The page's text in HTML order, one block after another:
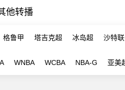
他转播
格鲁甲 塔吉克超 冰岛超 沙特联
WNBA WCBA NBA-G 亚美